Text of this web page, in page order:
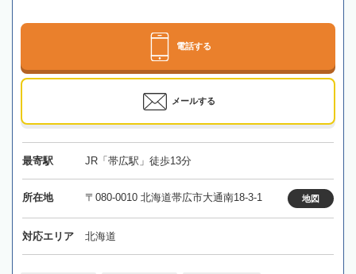
電話する
メールする
最寄駅 JR「帯広駅」徒歩13分
所在地 〒080-0010 北海道帯広市大通南18-3-1 地図
対応エリア 北海道